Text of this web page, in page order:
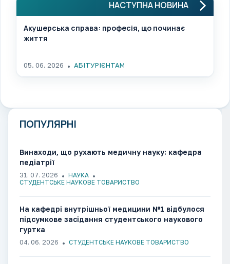
НАСТУПНА НОВИНА
Акушерська справа: професія, що починає
життя
05. 06. 2026 АБІТУРІЄНТАМ
ПОПУЛЯРНІ
Винаходи, що рухають медичну науку: кафедра
педіатрії
31. 07. 2026
НАУКА
СТУДЕНТСЬКЕ НАУКОВЕ ТОВАРИСТВО
На кафедрі внутрішньої медицини №1 відбулося
підсумкове засідання студентського наукового
гуртка
04. 06. 2026 СТУДЕНТСЬКЕ НАУКОВЕ ТОВАРИСТВО